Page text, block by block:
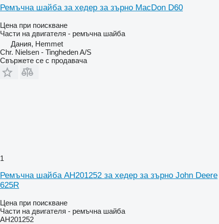
Ремъчна шайба за хедер за зърно MacDon D60
Цена при поискване
Части на двигателя - ремъчна шайба
Дания, Hemmet
Chr. Nielsen - Tingheden A/S
Свържете се с продавача
1
Ремъчна шайба AH201252 за хедер за зърно John Deere
625R
Цена при поискване
Части на двигателя - ремъчна шайба
AH201252